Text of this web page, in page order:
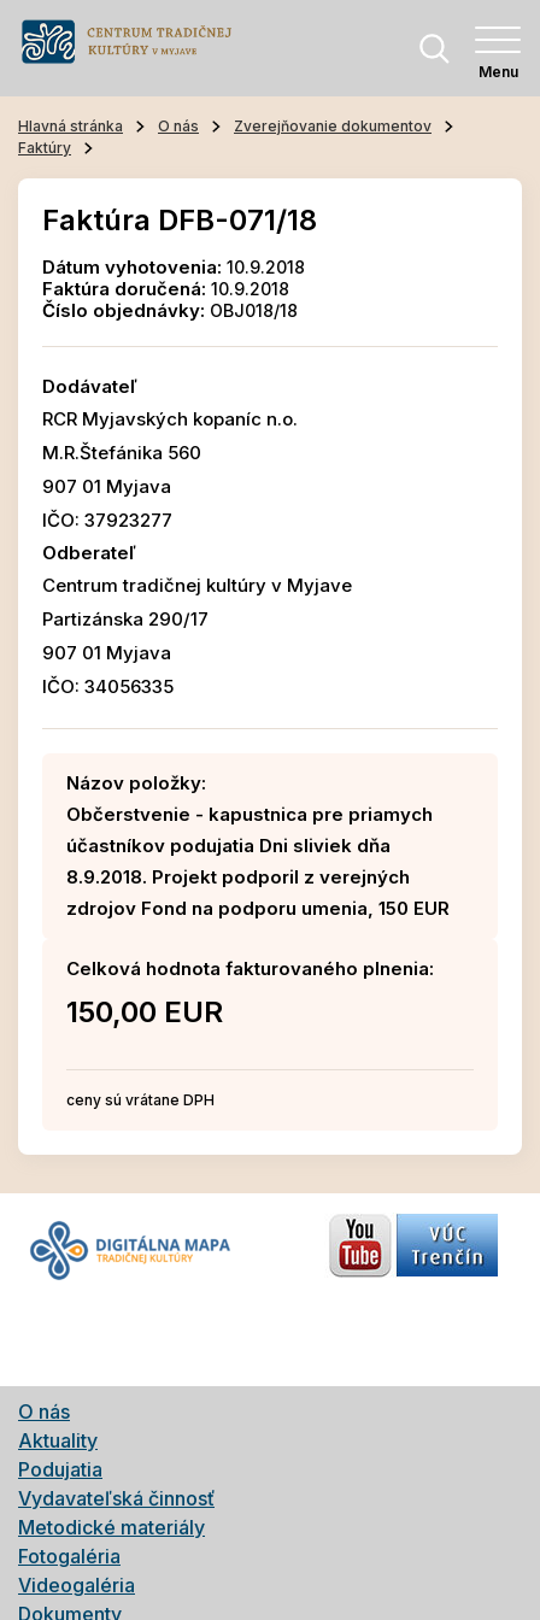
Menu
Hlavná stránka O nás
Zverejňovanie dokumentov
Faktúry
Faktúra DFB-071/18
Dátum vyhotovenia: 10.9.2018
Faktúra doručená: 10.9.2018
Číslo objednávky: OBJ018/18
Dodávateľ
RCR Myjavských kopaníc n.o.
M.R.Štefánika 560
907 01 Myjava
IČO: 37923277
Odberateľ
Centrum tradičnej kultúry v Myjave
Partizánska 290/17
907 01 Myjava
IČO: 34056335
Názov položky:
Občerstvenie - kapustnica pre priamych
účastníkov podujatia Dni sliviek dňa
8.9.2018. Projekt podporil z verejných
zdrojov Fond na podporu umenia, 150 EUR
Celková hodnota fakturovaného plnenia:
150,00 EUR
ceny sú vrátane DPH
O nás
Aktuality
Podujatia
Vydavateľská činnosť
Metodické materiály
Fotogaléria
Videogaléria
Dokumenty